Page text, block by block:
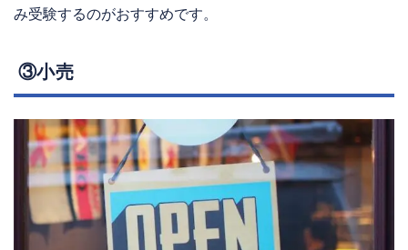
み受験するのがおすすめです。
③小売